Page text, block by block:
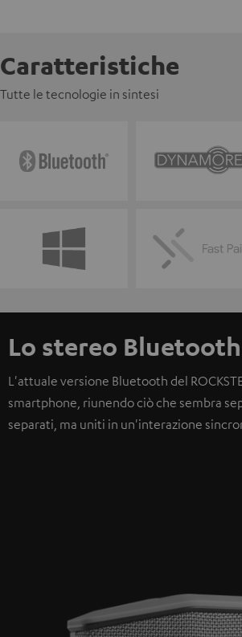
Caratteristiche
Tutte le tecnologie in sintesi
Lo stereo
L'attuale versione Bluetooth del
smartphone, riunendo ciò che sembra
separati, ma uniti in un'interazione